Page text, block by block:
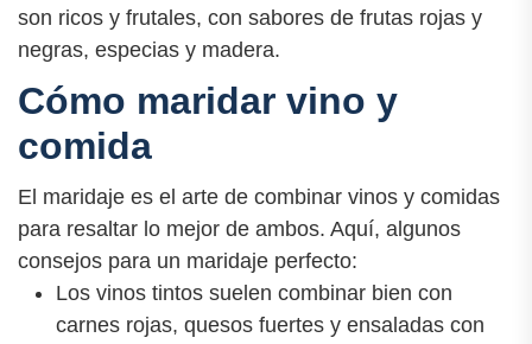
son ricos y frutales, con sabores de frutas rojas y
negras, especias y madera.
Cómo maridar vino y
comida
El maridaje es el arte de combinar vinos y comidas
para resaltar lo mejor de ambos. Aquí, algunos
consejos para un maridaje perfecto:
Los vinos tintos suelen combinar bien con
carnes rojas, quesos fuertes y ensaladas con